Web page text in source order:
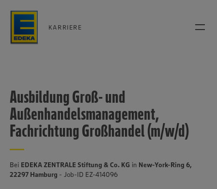
KARRIERE
Ausbildung Groß- und
Außenhandelsmanagement,
Fachrichtung Großhandel (m/w/d)
Bei EDEKA ZENTRALE Stiftung & Co. KG in New-York-Ring 6,
22297 Hamburg - Job-ID EZ-414096